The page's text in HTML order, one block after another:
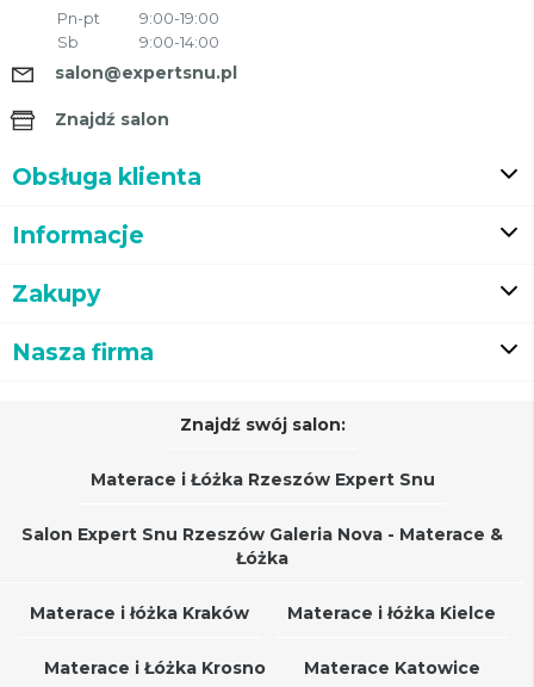
Pn-pt
9:00-19:00
Sb
9:00-14:00
salon@expertsnu.pl
Znajdź salon
Obsługa klienta
Informacje
Zakupy
Nasza firma
Znajdź swój salon:
Materace i Łóżka Rzeszów Expert Snu
Salon Expert Snu Rzeszów Galeria Nova - Materace &
Łóżka
Materace i łóżka Kraków Materace i łóżka Kielce
Materace i Łóżka Krosno Materace Katowice